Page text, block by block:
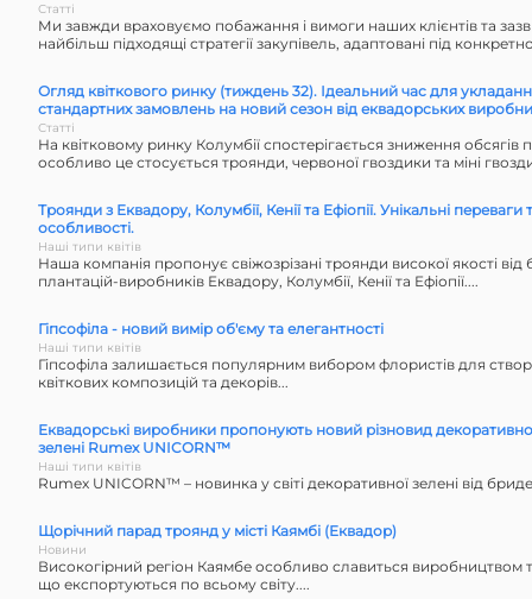
Статті
Ми завжди враховуємо побажання і вимоги наших клієнтів та
найбільш підходящі стратегії закупівель, адаптовані під
Огляд квіткового ринку (тиждень 32). Ідеальний час для
стандартних замовлень на новий сезон від еквадорських
Статті
На квітковому ринку Колумбії спостерігається зниження обсягів
особливо це стосується троянди, червоної гвоздики та міні
Троянди з Еквадору, Колумбії, Кенії та Ефіопії. Унікальні переваги
особливості.
Наші типи квітів
Наша компанія пропонує свіжозрізані троянди високої якості від
плантацій-виробників Еквадору, Колумбії, Кенії та Ефіопії....
Гіпсофіла - новий вимір об'єму та елегантності
Наші типи квітів
Гіпсофіла залишається популярним вибором флористів для
квіткових композицій та декорів...
Еквадорські виробники пропонують новий різновид
зелені Rumex UNICORN™
Наші типи квітів
Rumex UNICORN™ – новинка у світі декоративної зелені від
Щорічний парад троянд у місті Каямбі (Еквадор)
Новини
Високогірний регіон Каямбе особливо славиться виробництвом
що експортуються по всьому світу....